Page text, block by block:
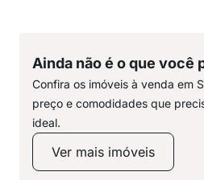
Ainda não é o que você
Confira os imóveis à venda em
preço e comodidades que
ideal.
Ver mais imóveis